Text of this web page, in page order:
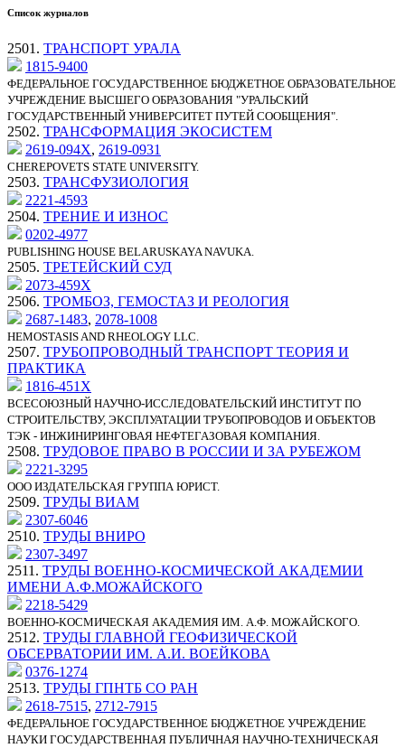
Список журналов
2501. ТРАНСПОРТ УРАЛА
1815-9400
ФЕДЕРАЛЬНОЕ ГОСУДАРСТВЕННОЕ БЮДЖЕТНОЕ ОБРАЗОВАТЕЛЬНОЕ
УЧРЕЖДЕНИЕ ВЫСШЕГО ОБРАЗОВАНИЯ "УРАЛЬСКИЙ
ГОСУДАРСТВЕННЫЙ УНИВЕРСИТЕТ ПУТЕЙ СООБЩЕНИЯ".
2502. ТРАНСФОРМАЦИЯ ЭКОСИСТЕМ
2619-094X, 2619-0931
CHEREPOVETS STATE UNIVERSITY.
2503. ТРАНСФУЗИОЛОГИЯ
2221-4593
2504. ТРЕНИЕ И ИЗНОС
0202-4977
PUBLISHING HOUSE BELARUSKAYA NAVUKA.
2505. ТРЕТЕЙСКИЙ СУД
2073-459X
2506. ТРОМБОЗ, ГЕМОСТАЗ И РЕОЛОГИЯ
2687-1483, 2078-1008
HEMOSTASIS AND RHEOLOGY LLC.
2507. ТРУБОПРОВОДНЫЙ ТРАНСПОРТ ТЕОРИЯ И
ПРАКТИКА
1816-451X
ВСЕСОЮЗНЫЙ НАУЧНО-ИССЛЕДОВАТЕЛЬСКИЙ ИНСТИТУТ ПО
СТРОИТЕЛЬСТВУ, ЭКСПЛУАТАЦИИ ТРУБОПРОВОДОВ И ОБЪЕКТОВ
ТЭК - ИНЖИНИРИНГОВАЯ НЕФТЕГАЗОВАЯ КОМПАНИЯ.
2508. ТРУДОВОЕ ПРАВО В РОССИИ И ЗА РУБЕЖОМ
2221-3295
ООО ИЗДАТЕЛЬСКАЯ ГРУППА ЮРИСТ.
2509. ТРУДЫ ВИАМ
2307-6046
2510. ТРУДЫ ВНИРО
2307-3497
2511. ТРУДЫ ВОЕННО-КОСМИЧЕСКОЙ АКАДЕМИИ
ИМЕНИ А.Ф.МОЖАЙСКОГО
2218-5429
ВОЕННО-КОСМИЧЕСКАЯ АКАДЕМИЯ ИМ. А.Ф. МОЖАЙСКОГО.
2512. ТРУДЫ ГЛАВНОЙ ГЕОФИЗИЧЕСКОЙ
ОБСЕРВАТОРИИ ИМ. А.И. ВОЕЙКОВА
0376-1274
2513. ТРУДЫ ГПНТБ СО РАН
2618-7515, 2712-7915
ФЕДЕРАЛЬНОЕ ГОСУДАРСТВЕННОЕ БЮДЖЕТНОЕ УЧРЕЖДЕНИЕ
НАУКИ ГОСУДАРСТВЕННАЯ ПУБЛИЧНАЯ НАУЧНО-ТЕХНИЧЕСКАЯ